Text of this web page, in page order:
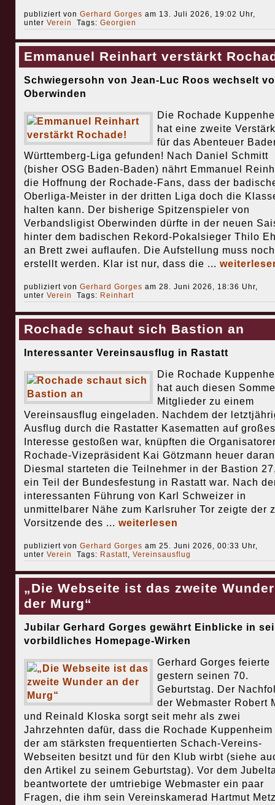
publiziert von Gerhard Gorges am 13. Juli 2026, 19:02 Uhr,
unter Verein Tags: Georgien
Emmanuel Reinhart verstärkt
Schwiegersohn von Jean-Luc Roos wechselt
Oberwinden
Die Rochade
hat eine zweite
für das Abenteuer
Württemberg-Liga gefunden! Nach Daniel Schmitt
(bisher OSG Baden-Baden) nährt Emmanuel
die Hoffnung der Rochade-Fans, dass der
Oberliga-Meister in der dritten Liga doch die
halten kann. Der bisherige Spitzenspieler von
Verbandsligist Oberwinden dürfte in der neuen
hinter dem badischen Rekord-Pokalsieger Thilo
an Brett zwei auflaufen. Die Aufstellung muss noch
erstellt werden. Klar ist nur, dass die ...
publiziert von Gerhard Gorges am 28. Juni 2026, 18:36 Uhr,
unter Verein Tags: Reinhart
Rochade schaut sich Bastion an
Interessanter Vereinsausflug in Rastatt
Die Rochade
hat auch diesen
Mitglieder zu einem
Vereinsausflug eingeladen. Nachdem der
Ausflug durch die Rastatter Kasematten auf großes
Interesse gestoßen war, knüpften die
Rochade-Vizepräsident Kai Götzmann heuer
Diesmal starteten die Teilnehmer in der Bastion
ein Teil der Bundesfestung in Rastatt war. Nach
interessanten Führung von Karl Schweizer in
unmittelbarer Nähe zum Karlsruher Tor zeigte der
Vorsitzende des ... weiterlesen
publiziert von Gerhard Gorges am 25. Juni 2026, 00:33 Uhr,
unter Verein Tags: Rastatt, Vereinsausflug
„Die Webseite ist das zweite
der Murg“
Jubilar Gerhard Gorges gewährt Einblicke in
vorbildliches Homepage-Wirken
Gerhard Gorges feierte
gestern seinen 70.
Geburtstag. Der
der Webmaster Robert
und Reinald Kloska sorgt seit mehr als zwei
Jahrzehnten dafür, dass die Rochade Kuppenheim
der am stärksten frequentierten Schach-Vereins-
Webseiten besitzt und für den Klub wirbt (siehe
den Artikel zu seinem Geburtstag). Vor dem
beantwortete der umtriebige Webmaster ein paar
Fragen, die ihm sein Vereinskamerad Hartmut